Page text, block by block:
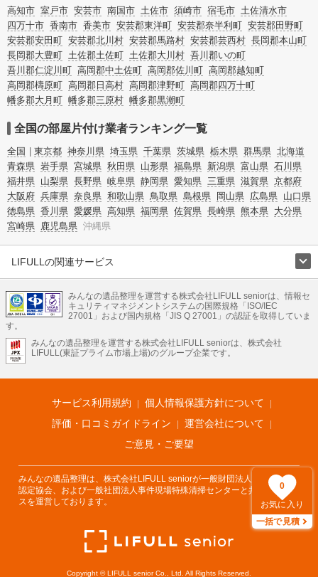
0
お気に入り
一括で見積
ご自分で無理なくできる片付け方法やご実家の片付けノウハウもお届けしていま
すので、ぜひあわせてご覧ください。
高知市 室戸市 安芸市 南国市 土佐市 須崎市 宿毛市 土佐清水市
四万十市 香南市 香美市 安芸郡東洋町 安芸郡奈半利町 安芸郡田野町
安芸郡安田町 安芸郡北川村 安芸郡馬路村 安芸郡芸西村 長岡郡本山町
長岡郡大豊町 土佐郡土佐町 土佐郡大川村 吾川郡いの町
吾川郡仁淀川町 高岡郡中土佐町 高岡郡佐川町 高岡郡越知町
高岡郡檮原町 高岡郡日高村 高岡郡津野町 高岡郡四万十町
幡多郡大月町 幡多郡三原村 幡多郡黒潮町
全国の部屋片付け業者ランキング一覧
全国 東京都 神奈川県 埼玉県 千葉県 茨城県 栃木県 群馬県 北海道
青森県 岩手県 宮城県 秋田県 山形県 福島県 新潟県 富山県 石川県
福井県 山梨県 長野県 岐阜県 静岡県 愛知県 三重県 滋賀県 京都府
大阪府 兵庫県 奈良県 和歌山県 鳥取県 島根県 岡山県 広島県 山口県
徳島県 香川県 愛媛県 高知県 福岡県 佐賀県 長崎県 熊本県 大分県
宮崎県 鹿児島県 沖縄県
LIFULLの関連サービス
不動産・住宅
引越し 老人ホーム 地方創生 ママの就労支援
不動産クラウドファンディング 遺品整理 老後の暮らし情報
LIFULL HOME'Sのサービス
不動産・住宅
不動産査定 マンション専門売却査定 不動産投資 アドバイザー
不動産アーカイブ
空き家バンク 家賃相場 不動産会社
まちむすび
不動産用語集 住まいのお役立ち情報
LIFULL HOME'S PRESS
アプリ 不動産データ 不動産転職
みんなの遺品整理を運営する株式会社LIFULL seniorは、情報セ
キュリティマネジメントシステムの国際規格「ISO/IEC
27001」および国内規格「JIS Q 27001」の認証を取得していま
す。
みんなの遺品整理を運営する株式会社LIFULL seniorは、株式会社
LIFULL(東証プライム市場上場)のグループ企業です。
サービス利用規約
個人情報保護方針について
評価・口コミガイドライン
運営会社について
ご意見・ご要望
みんなの遺品整理は、株式会社LIFULL seniorが一般財団法人遺品整理士
認定協会、および一般社団法人事件現場特殊清掃センターと共同でサービ
スを運営しております。
Copyright © LIFULL senior Co., Ltd. All Rights Reserved.